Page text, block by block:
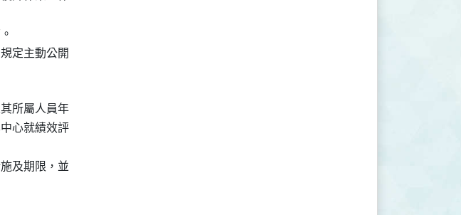
定主動公開
所屬人員年
心就績效評
及期限，並